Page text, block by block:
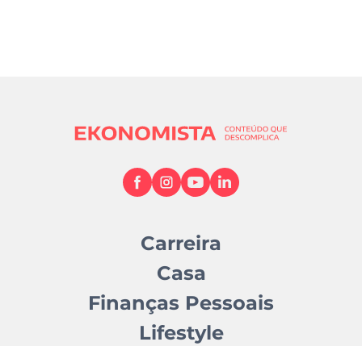
Carreira
Casa
Finanças Pessoais
Lifestyle